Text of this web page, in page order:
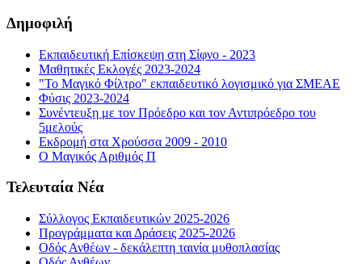
Δημοφιλή
Εκπαιδευτική Επίσκεψη στη Σίφνο - 2023
Μαθητικές Εκλογές 2023-2024
"Το Μαγικό Φίλτρο" εκπαιδευτικό λογισμικό για ΣΜΕΑΕ
Φύσις 2023-2024
Συνέντευξη με τον Πρόεδρο και τον Αντιπρόεδρο του
5μελούς
Εκδρομή στα Χρούσσα 2009 - 2010
Ο Μαγικός Αριθμός Π
Τελευταία Νέα
Σύλλογος Εκπαιδευτικών 2025-2026
Προγράμματα και Δράσεις 2025-2026
Οδός Ανθέων - δεκάλεπτη ταινία μυθοπλασίας